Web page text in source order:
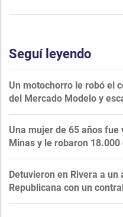
Seguí leyendo
Un motochorro le robó el
del Mercado Modelo y
Una mujer de 65 años fue
Minas y le robaron 18.000
Detuvieron en Rivera a un
Republicana con un